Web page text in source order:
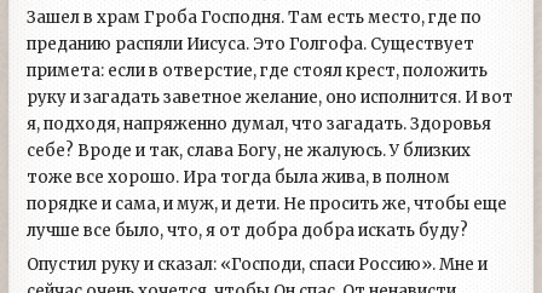
Зашел в храм Гроба Господня. Там есть место, где по
преданию распяли Иисуса. Это Голгофа. Существует
примета: если в отверстие, где стоял крест, положить
руку и загадать заветное желание, оно исполнится. И вот
я, подходя, напряженно думал, что загадать. Здоровья
себе? Вроде и так, слава Богу, не жалуюсь. У близких
тоже все хорошо. Ира тогда была жива, в полном
порядке и сама, и муж, и дети. Не просить же, чтобы еще
лучше все было, что, я от добра добра искать буду?
Опустил руку и сказал: «Господи, спаси Россию». Мне и